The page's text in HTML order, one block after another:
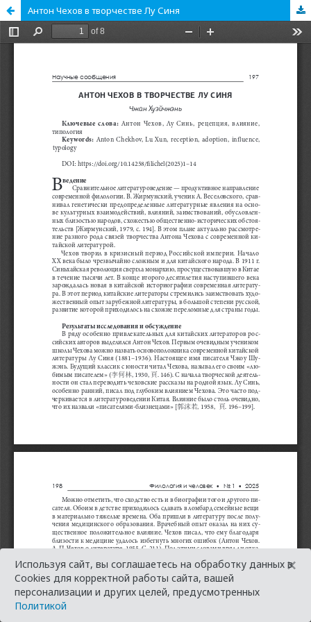
Антон Чехов в творчестве Лу Синя
Используя сайт, вы соглашаетесь на обработку данных в
Cookies для корректной работы сайта, вашей
персонализации и других целей, предусмотренных
Политикой
×